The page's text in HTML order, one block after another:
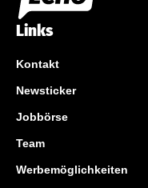
Links
Kontakt
Newsticker
Jobbörse
Team
Werbemöglichkeiten